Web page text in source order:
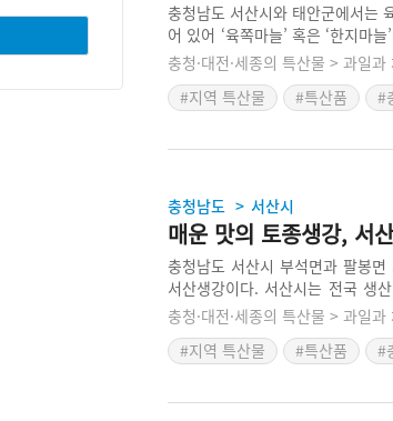
충청남도 서산시와 태안군에서는
어 있어 ‘육쪽마늘’ 혹은 ‘한지마
을 서산마늘이라 부르지만 서산
갖추고 있어, 마늘의 맛과 향이
초반부터 태안군에서 서산종 종자
충청·대전·세종의 특산물 > 과일과
#지역 특산물
#특산품 #
충청남도 > 서산시
매운 맛의 토종생강, 서
충청남도 서산시 부석면과 팔봉
서산생강이다. 서산시는 전국 생
단단하며, 저장성이 강하고, 고유
은 10월 하순부터 11월 상순까지
천여 명에 달하고, 생강을 가공한
충청·대전·세종의 특산물 > 과일과
#지역 특산물
#특산품 #